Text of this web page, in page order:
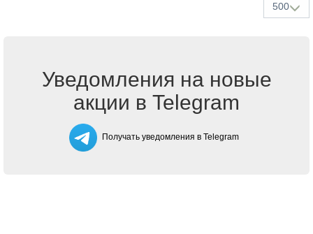
500
Уведомления на новые
акции в Telegram
Получать уведомления в Telegram